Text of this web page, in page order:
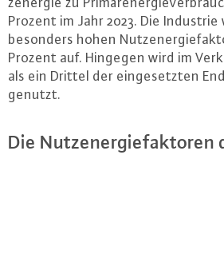
Prozent im Jahr 2023. Die
besonders hohen
Prozent auf. Hingegen wird im
als ein Drittel der ein­ge­setz­ten
genutzt.
Die Nut­zen­er­gief­ak­to­ren